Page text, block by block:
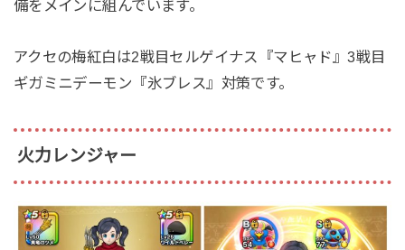
備をメインに組んでいます。
アクセの梅紅白は2戦目セルゲイナス『マヒャド』3戦目
ギガミニデーモン『氷ブレス』対策です。
火力レンジャー